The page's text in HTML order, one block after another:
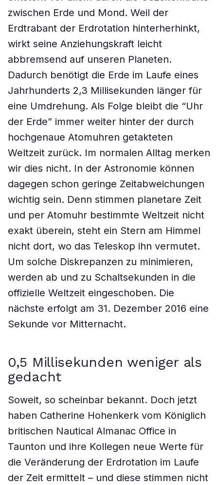
zwischen Erde und Mond. Weil der
Erdtrabant der Erdrotation hinterherhinkt,
wirkt seine Anziehungskraft leicht
abbremsend auf unseren Planeten.
Dadurch benötigt die Erde im Laufe eines
Jahrhunderts 2,3 Millisekunden länger für
eine Umdrehung. Als Folge bleibt die “Uhr
der Erde” immer weiter hinter der durch
hochgenaue Atomuhren getakteten
Weltzeit zurück. Im normalen Alltag merken
wir dies nicht. In der Astronomie können
dagegen schon geringe Zeitabweichungen
wichtig sein. Denn stimmen planetare Zeit
und per Atomuhr bestimmte Weltzeit nicht
exakt überein, steht ein Stern am Himmel
nicht dort, wo das Teleskop ihn vermutet.
Um solche Diskrepanzen zu minimieren,
werden ab und zu Schaltsekunden in die
offizielle Weltzeit eingeschoben. Die
nächste erfolgt am 31. Dezember 2016 eine
Sekunde vor Mitternacht.
0,5 Millisekunden weniger als
gedacht
Soweit, so scheinbar bekannt. Doch jetzt
haben Catherine Hohenkerk vom Königlich
britischen Nautical Almanac Office in
Taunton und ihre Kollegen neue Werte für
die Veränderung der Erdrotation im Laufe
der Zeit ermittelt – und diese stimmen nicht